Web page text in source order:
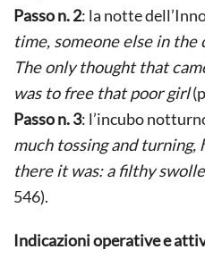
Passo n. 2: la notte
time, someone else in
The only thought that
was to free that poor girl
Passo n. 3: l’incubo
much tossing and turning,
there it was: a filthy
546).
Indicazioni operative e